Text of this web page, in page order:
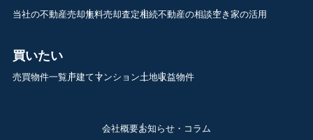
当社の不動産売却無料売却査定相続不動産の相談空き家の活用
買いたい
売買物件一覧戸建てマンション土地収益物件
会社概要お知らせ・コラム